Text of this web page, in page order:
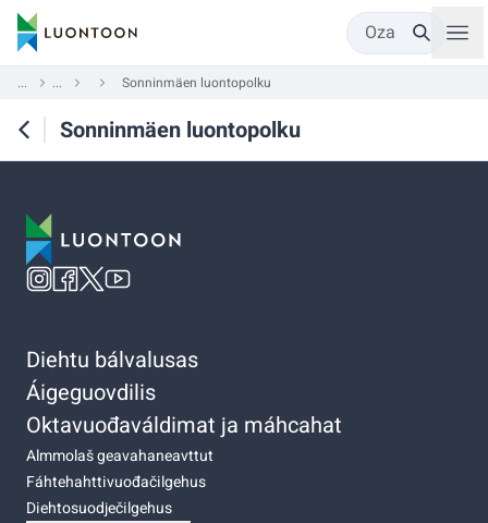
Oza
... ... Sonninmäen luontopolku
Sonninmäen luontopolku
Diehtu bálvalusas
Áigeguovdilis
Oktavuođaváldimat ja máhcahat
Almmolaš geavahaneavttut
Fáhtehahttivuođačilgehus
Diehtosuodječilgehus